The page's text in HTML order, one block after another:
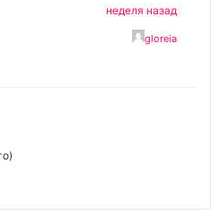
неделя назад
gloreia